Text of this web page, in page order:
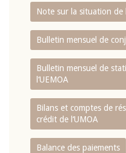
Note sur la situation de
Bulletin mensuel de
Bulletin mensuel de
l‘UEMOA
Bilans et comptes de
crédit de l‘UMOA
Balance des paiements